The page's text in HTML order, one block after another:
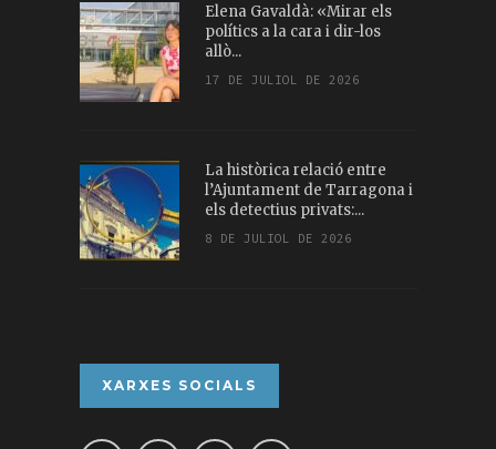
Elena Gavaldà: «Mirar els
polítics a la cara i dir-los
allò...
17 DE JULIOL DE 2026
La històrica relació entre
l’Ajuntament de Tarragona i
els detectius privats:...
8 DE JULIOL DE 2026
XARXES SOCIALS